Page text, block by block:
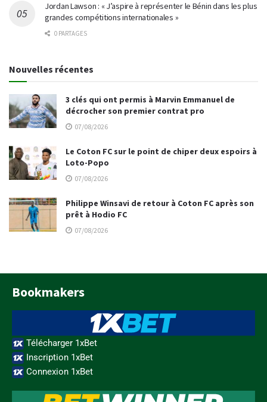
Jordan Lawson : « J’aspire à représenter le Bénin dans les plus
grandes compétitions internationales »
0 PARTAGES
Nouvelles récentes
3 clés qui ont permis à Marvin Emmanuel de
décrocher son premier contrat pro
07/08/2026
Le Coton FC sur le point de chiper deux espoirs à
Loto-Popo
07/08/2026
Philippe Winsavi de retour à Coton FC après son
prêt à Hodio FC
07/08/2026
Bookmakers
Télécharger 1xBet
Inscription 1xBet
Connexion 1xBet